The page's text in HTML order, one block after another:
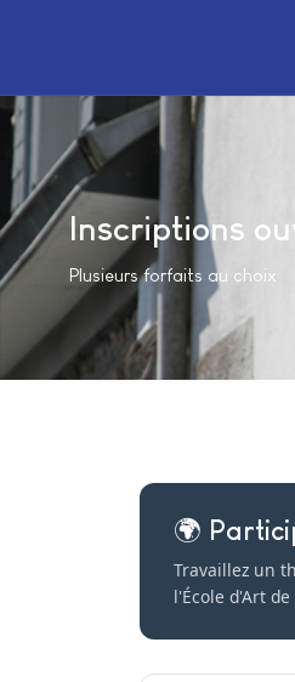
Inscriptions
Plusieurs forfaits au choix
🌍
Travaillez un
l'École d'Art